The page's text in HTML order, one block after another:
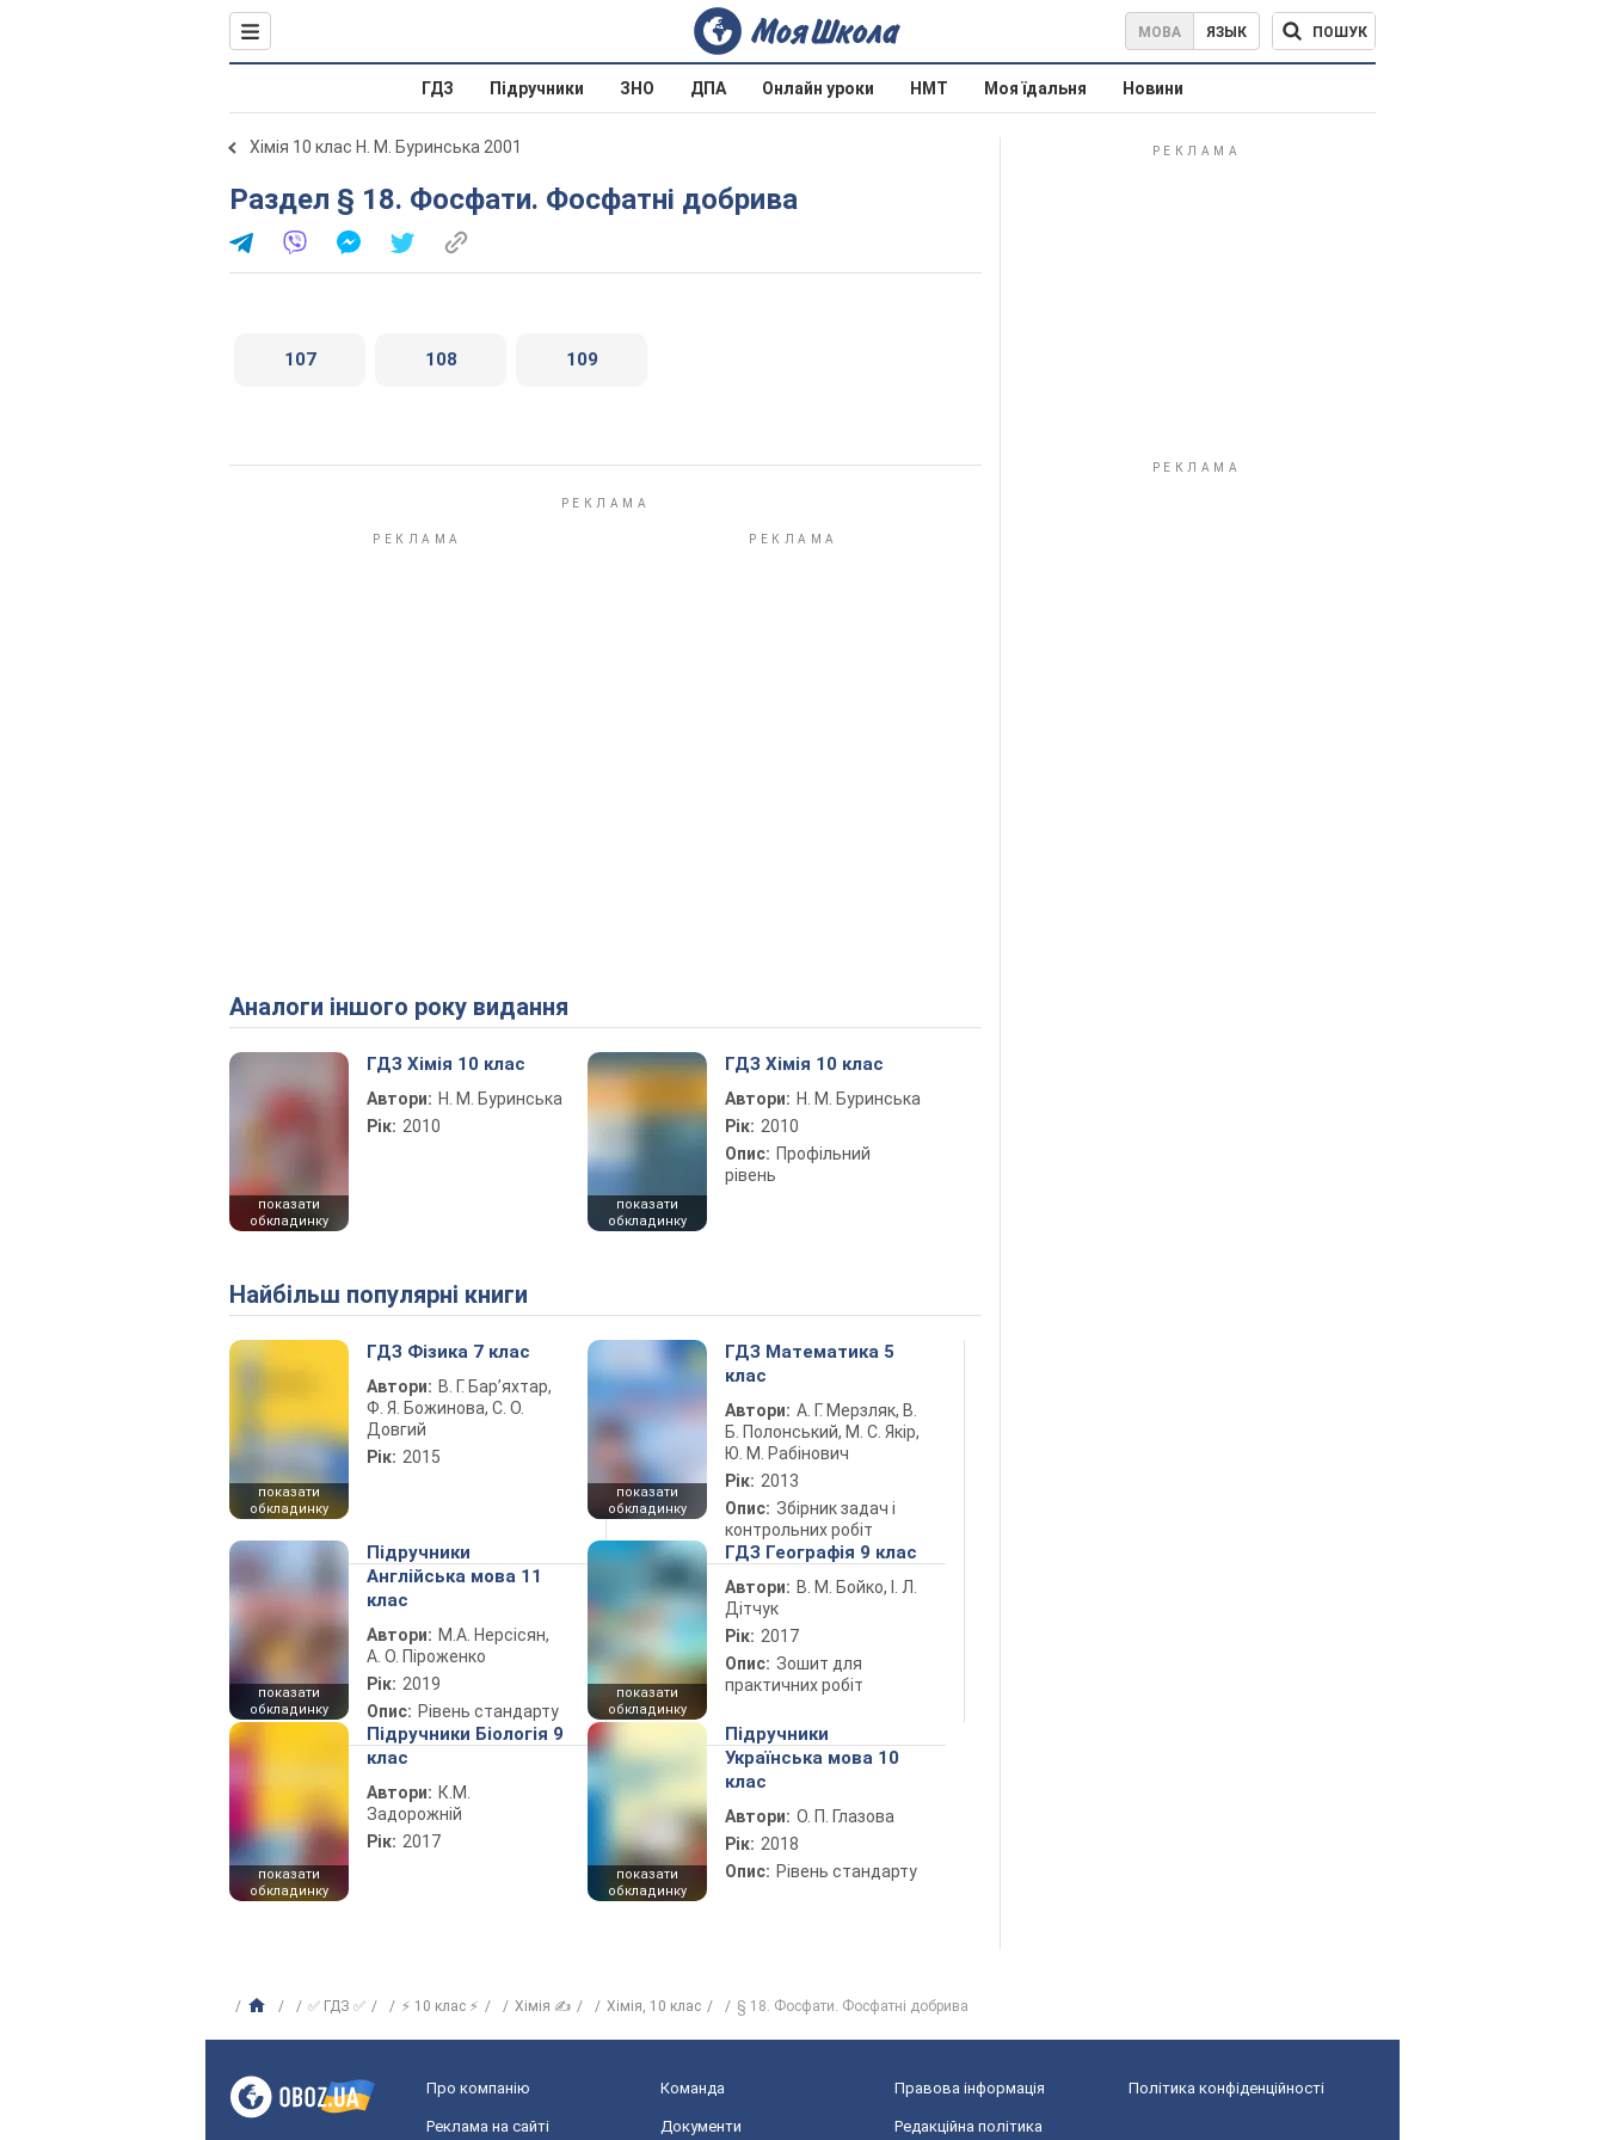
МОВА ЯЗЫК ПОШУК
ГДЗ Підручники ЗНО ДПА Онлайн уроки НМТ Моя їдальня Новини
Хімія 10 клас Н. М. Буринська 2001
Раздел § 18. Фосфати. Фосфатні добрива
107 108 109
Аналоги іншого року видання
показати
обкладинку
ГДЗ Хімія 10 клас
Автори: Н. М. Буринська
Рік: 2010
показати
обкладинку
ГДЗ Хімія 10 клас
Автори: Н. М. Буринська
Рік: 2010
Опис: Профільний
рівень
Найбільш популярні книги
показати
обкладинку
ГДЗ Фізика 7 клас
Автори: В. Г. Бар’яхтар,
Ф. Я. Божинова, С. О.
Довгий
Рік: 2015
показати
обкладинку
ГДЗ Математика 5
клас
Автори: А. Г. Мерзляк, В.
Б. Полонський, М. С. Якір,
Ю. М. Рабінович
Рік: 2013
Опис: Збірник задач і
контрольних робіт
показати
обкладинку
Підручники
Англійська мова 11
клас
Автори: М.А. Нерсісян,
А. О. Піроженко
Рік: 2019
Опис: Рівень стандарту
показати
обкладинку
ГДЗ Географія 9 клас
Автори: В. М. Бойко, І. Л.
Дітчук
Рік: 2017
Опис: Зошит для
практичних робіт
показати
обкладинку
Підручники Біологія 9
клас
Автори: К.М.
Задорожній
Рік: 2017
показати
обкладинку
Підручники
Українська мова 10
клас
Автори: О. П. Глазова
Рік: 2018
Опис: Рівень стандарту
✅ ГДЗ ✅ ⚡ 10 клас ⚡ Хімія ✍ Хiмiя, 10 клас § 18. Фосфати. Фосфатні добрива
Про компанію Команда Правова інформація Політика конфіденційності
Реклама на сайті Документи Редакційна політика